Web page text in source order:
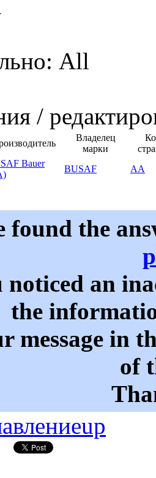
All
/
Владелец
марки
Bauer
BUSAF AA
found the
noticed an
the
message in
of
up